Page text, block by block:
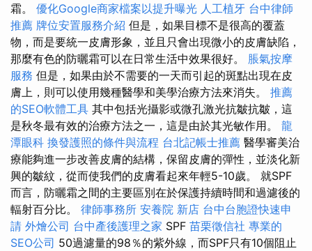
霜。 優化Google商家檔案以提升曝光 人工植牙 台中律師
推薦 牌位安置服務介紹 但是，如果目標不是很高的覆蓋
物，而是要統一皮膚形象，並且只會出現微小的皮膚缺陷，
那麼有色的防曬霜可以在日常生活中效果很好。 脹氣按摩
服務 但是，如果由於不需要的一天而引起的斑點出現在皮
膚上，則可以使用幾種醫學和美學治療方法來消失。 推薦
的SEO軟體工具 其中包括光攝影或微孔激光抗皺抗皺，這
是秋冬最有效的治療方法之一，這是由於其光敏作用。 龍
潭眼科 換發護照的條件與流程 台北記帳士推薦 醫學審美治
療能夠進一步改善皮膚的結構，保留皮膚的彈性，並淡化新
興的皺紋，從而使我們的皮膚看起來年輕5-10歲。 就SPF
而言，防曬霜之間的主要區別在於保護持續時間和過濾後的
輻射百分比。 律師事務所 安養院 新店 台中台胞證快速申
請 外燴公司 台中產後護理之家 SPF 苗栗徵信社 專業的
SEO公司 50過濾量的98％的紫外線，而SPF只有10個阻止